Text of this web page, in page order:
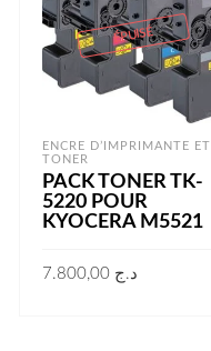
ÉPUISÉ
ENCRE D’IMPRIMANTE ET
TONER
PACK TONER TK-
5220 POUR
KYOCERA M5521
د.ج 7.800,00